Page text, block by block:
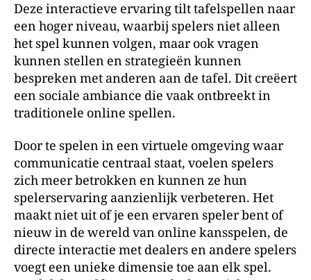
Deze interactieve ervaring tilt tafelspellen naar
een hoger niveau, waarbij spelers niet alleen
het spel kunnen volgen, maar ook vragen
kunnen stellen en strategieën kunnen
bespreken met anderen aan de tafel. Dit creëert
een sociale ambiance die vaak ontbreekt in
traditionele online spellen.
Door te spelen in een virtuele omgeving waar
communicatie centraal staat, voelen spelers
zich meer betrokken en kunnen ze hun
spelerservaring aanzienlijk verbeteren. Het
maakt niet uit of je een ervaren speler bent of
nieuw in de wereld van online kansspelen, de
directe interactie met dealers en andere spelers
voegt een unieke dimensie toe aan elk spel.